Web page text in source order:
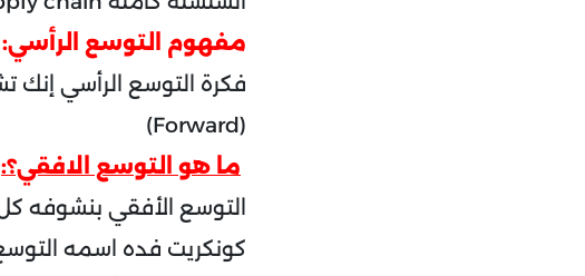
مفهوم التوسع الرأسي:
(Forward)
ما هو التوسع الافقي؟:
التوسع الأفقي بنشوفه
كونكريت فده اسمه